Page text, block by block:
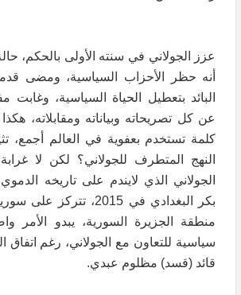
عزز الجولاني في سنته الأولى بالحكم،
أنه حظر الأحزاب السياسية، ومضى
البائد بتعطيل الحياة السياسية، وغابت
عن كل تصريحاته وبياناته ومقابلاته،
كلمة تستخدم بعفوية في العالم أجمع،
النهج المتطرف للجولاني؟ لكن لا
الجولاني الذي لايندم على تاريخه
بكر البغدادي في 2015،
منطقة الجزيرة السورية، يبدو الأمر
سياسية للتعاون مع الجولاني، رغم اتفاق
قائد (قسد) مظلوم عبدي.